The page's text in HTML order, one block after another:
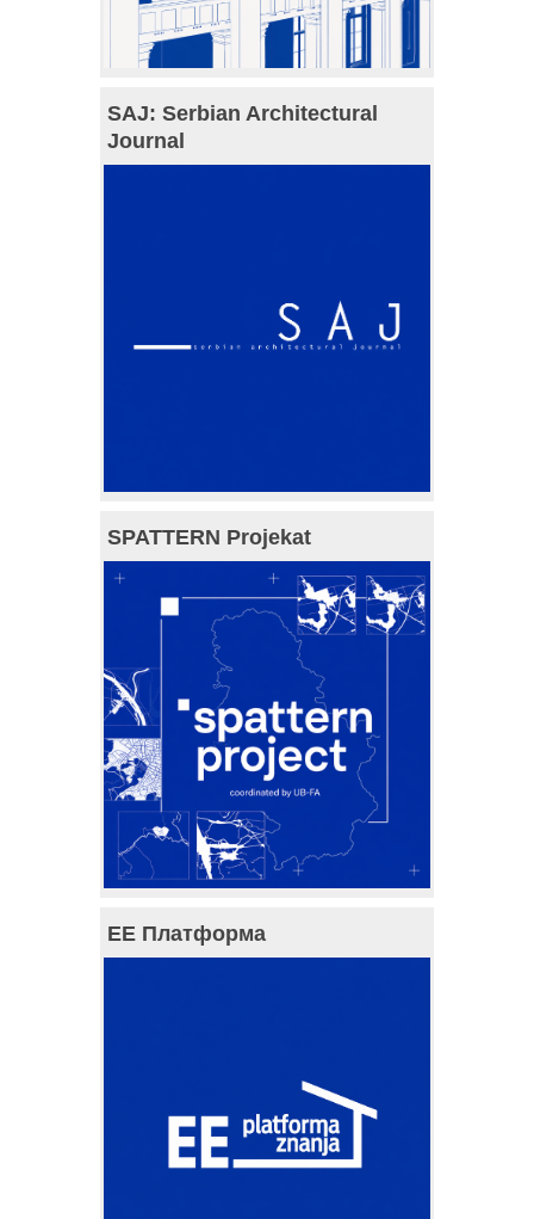
SAJ: Serbian Architectural
Journal
SPATTERN Projekat
ЕЕ Платформа